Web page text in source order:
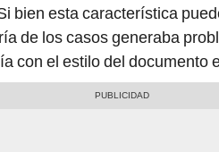
bien esta característica
de los casos generaba
con el estilo del documento